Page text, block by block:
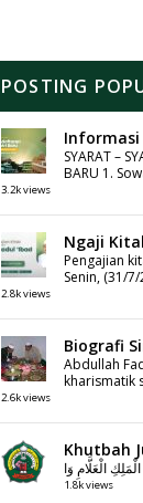
POSTING
Informasi
SYARAT –
BARU 1.
3.2k views
Ngaji
Pengajian
Senin, (31/
2.8k views
Biografi
Abdullah
kharismatik
2.6k views
Khutbah
1.8k views